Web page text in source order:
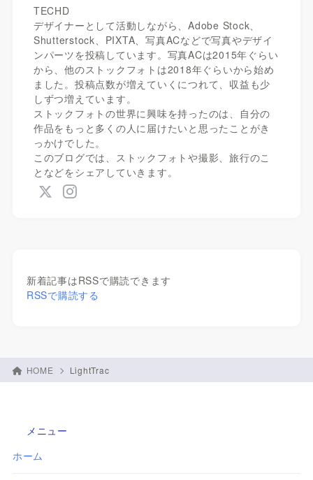
TECHD
デザイナーとして活動しながら、Adobe Stock、
Shutterstock、PIXTA、写真ACなどで写真やデザイ
ンパーツを投稿しています。写真ACは2015年ぐらい
から、他のストックフォトは2018年ぐらいから始め
ました。投稿点数が増えていくにつれて、収益も少
しずつ増えています。
ストックフォトの世界に興味を持ったのは、自分の
作品をもっと多くの人に届けたいと思ったことがき
っかけでした。
このブログでは、ストックフォトや撮影、旅行のこ
となどをシェアしていきます。
新着記事はRSSで購読できます
RSSで購読する
HOME LightTrac
メニュー
ホーム